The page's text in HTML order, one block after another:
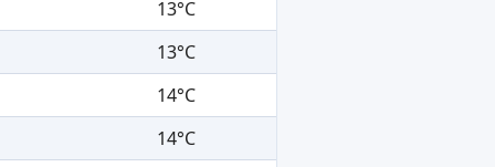
13°C
13°C
14°C
14°C